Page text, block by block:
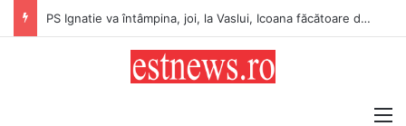
PS Ignatie va întâmpina, joi, la Vaslui, Icoana făcătoare de minuni a Maicii Domnului, de la Mănăstirea Hadâmbu